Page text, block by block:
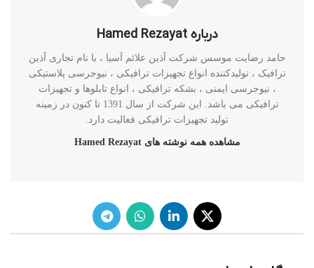
درباره Hamed Rezayat
حامد رضایت موسس شرکت آذین علائم آسیا ، با نام تجاری آذین
ترافیک ، تولیدکننده انواع تجهیزات ترافیکی ، نیوجرسی پلاستیکی
، نیوجرسی ایمنی ، بشکه ترافیکی ، انواع تابلوها و تجهیزات
ترافیکی می باشد. این شرکت از سال 1391 تا کنون در زمینه
تولید تجهیزات ترافیکی فعالیت دارد.
مشاهده همه نوشته های Hamed Rezayat